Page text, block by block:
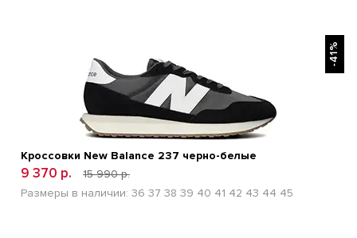
-41%
Кроссовки New Balance 237 черно-белые
9 370 р.
15 990 р.
Размеры в наличии: 36 37 38 39 40 41 42 43 44 45